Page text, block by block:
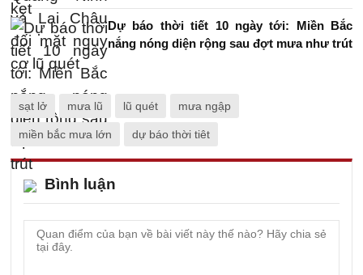
Dự báo thời tiết 10 ngày tới: Miền Bắc
nắng nóng diện rộng sau đợt mưa như trút
sạt lở mưa lũ lũ quét mưa ngập
miền bắc mưa lớn dự báo thời tiêt
Bình luận